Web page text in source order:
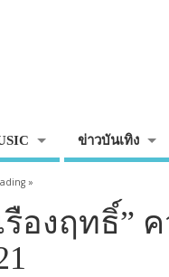
ข่าวบันเทิง
»
องฤทธิ์” ค